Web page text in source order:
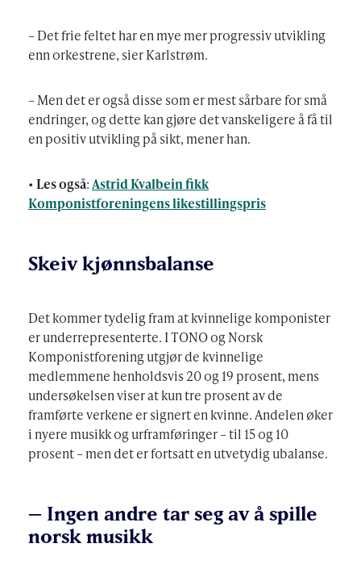
– Det frie feltet har en mye mer progressiv utvikling
enn orkestrene, sier Karlstrøm.
– Men det er også disse som er mest sårbare for små
endringer, og dette kan gjøre det vanskeligere å få til
en positiv utvikling på sikt, mener han.
• Les også:Astrid Kvalbein fikk
Komponistforeningens likestillingspris
Skeiv kjønnsbalanse
Det kommer tydelig fram at kvinnelige komponister
er underrepresenterte. I TONO og Norsk
Komponistforening utgjør de kvinnelige
medlemmene henholdsvis 20 og 19 prosent, mens
undersøkelsen viser at kun tre prosent av de
framførte verkene er signert en kvinne. Andelen øker
i nyere musikk og urframføringer – til 15 og 10
prosent – men det er fortsatt en utvetydig ubalanse.
– Ingen andre tar seg av å spille
norsk musikk